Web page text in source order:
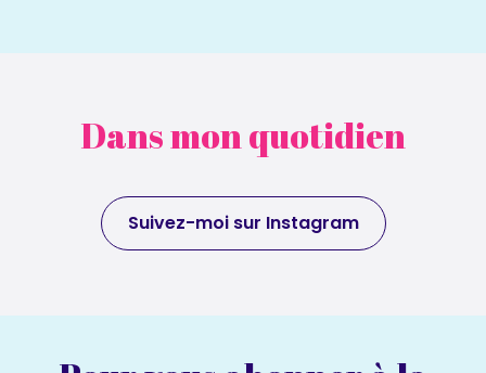
Dans mon quotidien
Suivez-moi sur Instagram